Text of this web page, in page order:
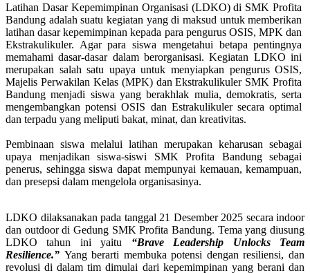
Latihan Dasar Kepemimpinan Organisasi (LDKO) di SMK Profita
Bandung adalah suatu kegiatan yang di maksud untuk memberikan
latihan dasar kepemimpinan kepada para pengurus OSIS, MPK dan
Ekstrakulikuler. Agar para siswa mengetahui betapa pentingnya
memahami dasar-dasar dalam berorganisasi. Kegiatan LDKO ini
merupakan salah satu upaya untuk menyiapkan pengurus OSIS,
Majelis Perwakilan Kelas (MPK) dan Ekstrakulikuler SMK Profita
Bandung menjadi siswa yang berakhlak mulia, demokratis, serta
mengembangkan potensi OSIS dan Estrakulikuler secara optimal
dan terpadu yang meliputi bakat, minat, dan kreativitas.
Pembinaan siswa melalui latihan merupakan keharusan sebagai
upaya menjadikan siswa-siswi SMK Profita Bandung sebagai
penerus, sehingga siswa dapat mempunyai kemauan, kemampuan,
dan presepsi dalam mengelola organisasinya.
LDKO dilaksanakan pada tanggal 21 Desember 2025 secara indoor
dan outdoor di Gedung SMK Profita Bandung. Tema yang diusung
LDKO tahun ini yaitu “Brave Leadership Unlocks Team
Resilience.” Yang berarti membuka potensi dengan resiliensi, dan
revolusi di dalam tim dimulai dari kepemimpinan yang berani dan